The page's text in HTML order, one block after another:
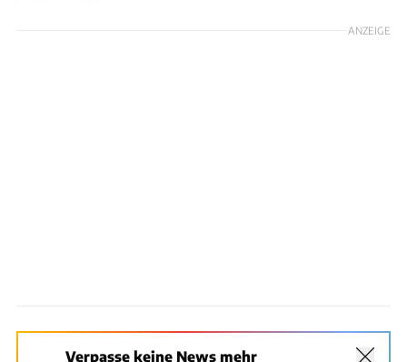
ANZEIGE
Verpasse keine News mehr